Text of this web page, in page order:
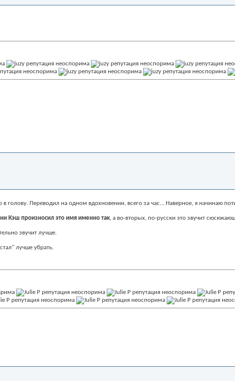
голову. Переводил на одном вдохновении, всего за час... Наверное, я начинаю
Кэш произносил это имя именно так, а во-вторых, по-русски это звучит
звучит лучше.
лучше убрать.